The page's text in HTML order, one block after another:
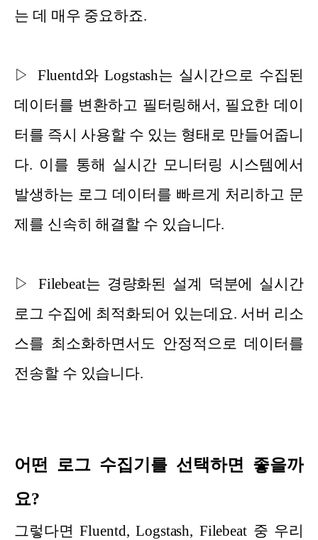
는 데 매우 중요하죠.
▷ Fluentd와 Logstash는 실시간으로 수집된
데이터를 변환하고 필터링해서, 필요한 데이
터를 즉시 사용할 수 있는 형태로 만들어줍니
다. 이를 통해 실시간 모니터링 시스템에서
발생하는 로그 데이터를 빠르게 처리하고 문
제를 신속히 해결할 수 있습니다.
▷ Filebeat는 경량화된 설계 덕분에 실시간
로그 수집에 최적화되어 있는데요. 서버 리소
스를 최소화하면서도 안정적으로 데이터를
전송할 수 있습니다.
어떤 로그 수집기를 선택하면 좋을까
요?
그렇다면 Fluentd, Logstash, Filebeat 중 우리